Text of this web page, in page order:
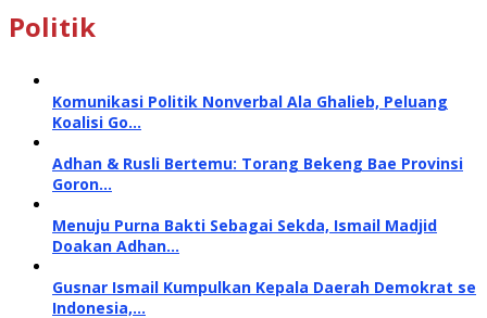
Politik
Komunikasi Politik Nonverbal Ala Ghalieb, Peluang
Koalisi Go…
Adhan & Rusli Bertemu: Torang Bekeng Bae Provinsi
Goron…
Menuju Purna Bakti Sebagai Sekda, Ismail Madjid
Doakan Adhan…
Gusnar Ismail Kumpulkan Kepala Daerah Demokrat se
Indonesia,…